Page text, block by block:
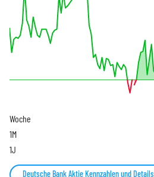
Woche
1M
1J
Deutsche Bank Aktie Kennzahlen und Details